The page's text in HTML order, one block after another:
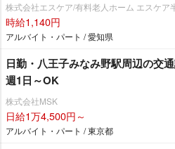
株式会社エスケア/有料老人ホーム エスケア
時給1,140円
アルバイト・パート / 愛知県
日勤・八王子みなみ野駅周辺の交
週1日～OK
株式会社MSK
日給1万4,500円～
アルバイト・パート / 東京都